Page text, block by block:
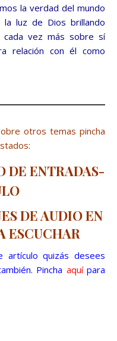
la verdad del mundo
luz de Dios brillando
vez más sobre sí
relación con él como
otros temas pincha
DE ENTRADAS-
DE AUDIO EN
ESCUCHAR
quizás desees
Pincha aquí para